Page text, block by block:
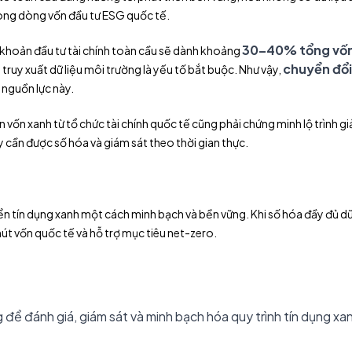
dòng vốn đầu tư ESG quốc tế.
đầu tư tài chính toàn cầu sẽ dành khoảng30–40% tổng
xuất dữ liệu môi trường là yếu tố bắt buộc. Như vậy, chuyển
lực này.
xanh từ tổ chức tài chính quốc tế cũng phải chứng minh lộ trình
được số hóa và giám sát theo thời gian thực.
tín dụng xanh một cách minh bạch và bền vững. Khi số hóa đầy đủ
vốn quốc tế và hỗ trợ mục tiêu net-zero.
đánh giá, giám sát và minh bạch hóa quy trình tín dụng